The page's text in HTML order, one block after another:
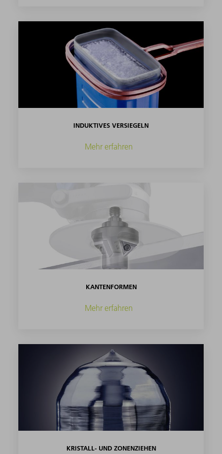
INDUKTIVES VERSIEGELN
Mehr erfahren
KANTENFORMEN
Mehr erfahren
KRISTALL- UND ZONENZIEHEN